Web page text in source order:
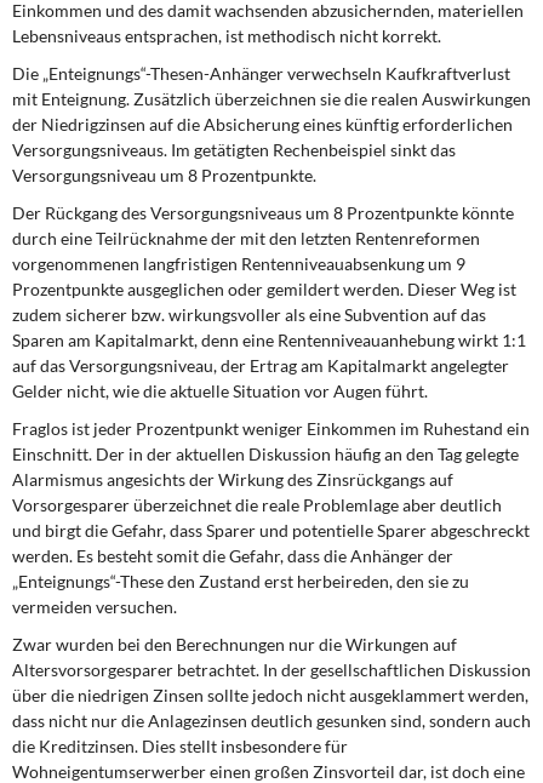
Einkommen und des damit wachsenden abzusichernden, materiellen
Lebensniveaus entsprachen, ist methodisch nicht korrekt.
Die „Enteignungs“-Thesen-Anhänger verwechseln Kaufkraftverlust
mit Enteignung. Zusätzlich überzeichnen sie die realen Auswirkungen
der Niedrigzinsen auf die Absicherung eines künftig erforderlichen
Versorgungsniveaus. Im getätigten Rechenbeispiel sinkt das
Versorgungsniveau um 8 Prozentpunkte.
Der Rückgang des Versorgungsniveaus um 8 Prozentpunkte könnte
durch eine Teilrücknahme der mit den letzten Rentenreformen
vorgenommenen langfristigen Rentenniveauabsenkung um 9
Prozentpunkte ausgeglichen oder gemildert werden. Dieser Weg ist
zudem sicherer bzw. wirkungsvoller als eine Subvention auf das
Sparen am Kapitalmarkt, denn eine Rentenniveauanhebung wirkt 1:1
auf das Versorgungsniveau, der Ertrag am Kapitalmarkt angelegter
Gelder nicht, wie die aktuelle Situation vor Augen führt.
Fraglos ist jeder Prozentpunkt weniger Einkommen im Ruhestand ein
Einschnitt. Der in der aktuellen Diskussion häufig an den Tag gelegte
Alarmismus angesichts der Wirkung des Zinsrückgangs auf
Vorsorgesparer überzeichnet die reale Problemlage aber deutlich
und birgt die Gefahr, dass Sparer und potentielle Sparer abgeschreckt
werden. Es besteht somit die Gefahr, dass die Anhänger der
„Enteignungs“-These den Zustand erst herbeireden, den sie zu
vermeiden versuchen.
Zwar wurden bei den Berechnungen nur die Wirkungen auf
Altersvorsorgesparer betrachtet. In der gesellschaftlichen Diskussion
über die niedrigen Zinsen sollte jedoch nicht ausgeklammert werden,
dass nicht nur die Anlagezinsen deutlich gesunken sind, sondern auch
die Kreditzinsen. Dies stellt insbesondere für
Wohneigentumserwerber einen großen Zinsvorteil dar, ist doch eine